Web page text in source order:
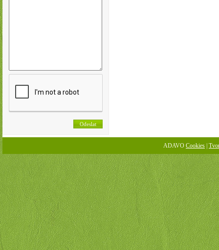
ADAVO Cookies